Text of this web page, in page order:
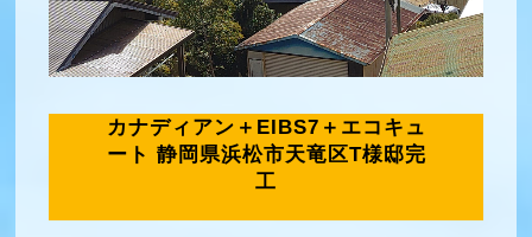
カナディアン＋EIBS7＋エコキュ
ート 静岡県浜松市天竜区T様邸完
工